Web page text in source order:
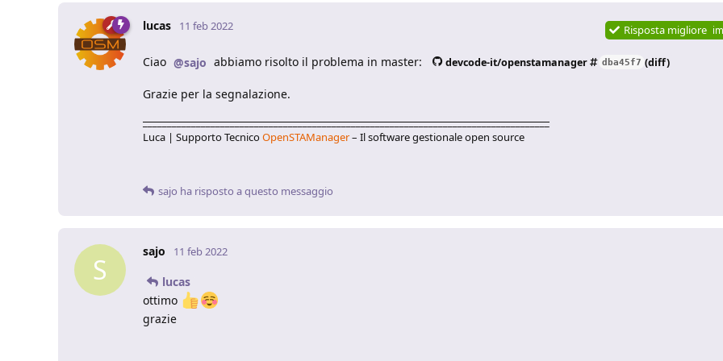
lucas 11 feb 2022 Risposta migliore
Ciao @sajo abbiamo risolto il problema in master: devcode-it/openstamanager dba45f7 (diff)
Grazie per la segnalazione.
____________________________________________________________________________________
Luca | Supporto TecnicoOpenSTAManager– Il software gestionale open source
sajo ha risposto a questo messaggio
S
sajo 11 feb 2022
lucas
ottimo
grazie